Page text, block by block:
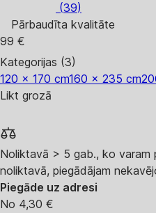
(39)
Pārbaudīta kvalitāte
99 €
Kategorijas (3)
120 x 170 cm160 x 235 cm
Likt grozā
Noliktavā > 5 gab., ko varam
noliktavā, piegādājam
Piegāde uz adresi
No 4,30 €